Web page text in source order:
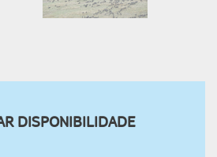
DISPONIBILIDADE